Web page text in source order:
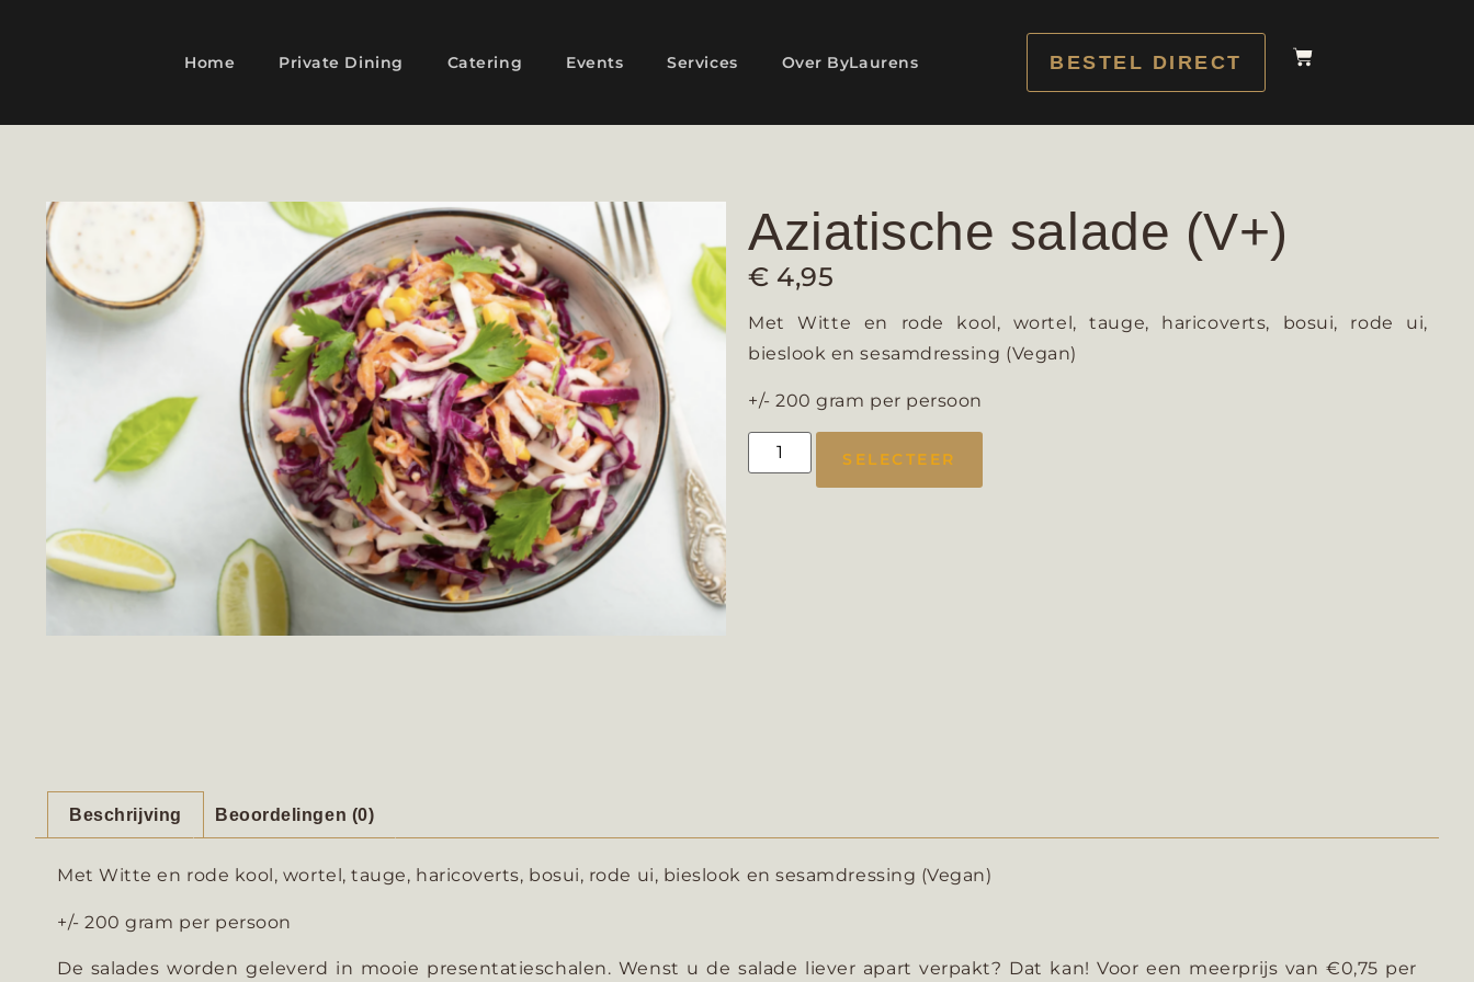
Home Private Dining Catering Events Services Over ByLaurens BESTEL DIRECT
Aziatische salade (V+)
€ 4,95
Met Witte en rode kool, wortel, tauge, haricoverts, bosui, rode ui,
bieslook en sesamdressing (Vegan)
+/- 200 gram per persoon
SELECTEER
Beschrijving Beoordelingen (0)
Met Witte en rode kool, wortel, tauge, haricoverts, bosui, rode ui, bieslook en sesamdressing (Vegan)
+/- 200 gram per persoon
De salades worden geleverd in mooie presentatieschalen. Wenst u de salade liever apart verpakt? Dat kan! Voor een meerprijs van €0,75 per